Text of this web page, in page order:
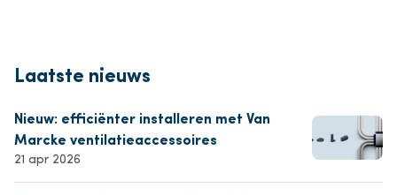
Laatste nieuws
Nieuw: efficiënter installeren met Van
Marcke ventilatieaccessoires
21 apr 2026